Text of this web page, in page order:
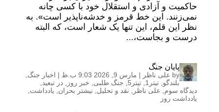
حاکمیت و آزادی و استقلال خود با کسی چانه
نمی‌زنند. این خط قرمز و خدشه‌ناپذیر است». به
نظر این قلم، این تنها یک شعار است، که البته
درست و بجاست،...
پایان جنگ
by علی ناظر | مارس 9, 2026 9:03 ب.ظ | اخبار جنگ
بلندگو تیتر1 تیتر5 جنگ طلبی خبر روز در تبعید
دیدگاه سوم
علی ناظر نقد و تحلیل نیشتر بحران یادداشت
یادداشت روز